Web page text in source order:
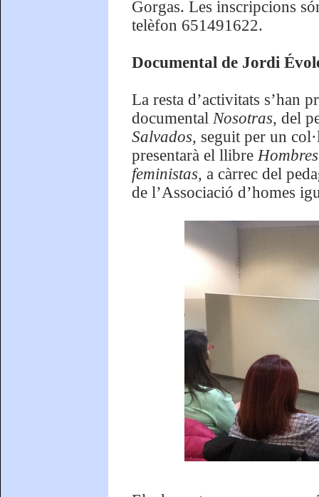
Gorgas. Les inscripcions
telèfon 651491622.
Documental de Jordi
La resta d’activitats s’han
documental Nosotras, del
Salvados, seguit per un
presentarà el llibre
feministas, a càrrec del
de l’Associació d’homes